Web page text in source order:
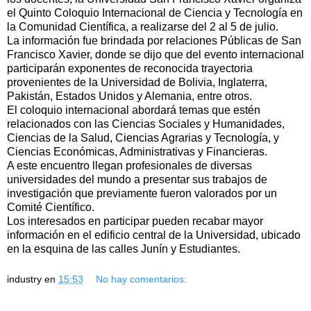
el Quinto Coloquio Internacional de Ciencia y Tecnología en
la Comunidad Científica, a realizarse del 2 al 5 de julio.
La información fue brindada por relaciones Públicas de San
Francisco Xavier, donde se dijo que del evento internacional
participarán exponentes de reconocida trayectoria
provenientes de la Universidad de Bolivia, Inglaterra,
Pakistán, Estados Unidos y Alemania, entre otros.
El coloquio internacional abordará temas que estén
relacionados con las Ciencias Sociales y Humanidades,
Ciencias de la Salud, Ciencias Agrarias y Tecnología, y
Ciencias Económicas, Administrativas y Financieras.
A este encuentro llegan profesionales de diversas
universidades del mundo a presentar sus trabajos de
investigación que previamente fueron valorados por un
Comité Científico.
Los interesados en participar pueden recabar mayor
información en el edificio central de la Universidad, ubicado
en la esquina de las calles Junín y Estudiantes.
industry en 15:53 No hay comentarios: